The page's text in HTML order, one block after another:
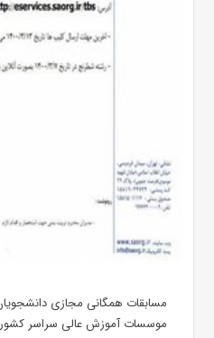
مسابقات همگانی مجازی
موسسات آموزش عالی سراسر کشور